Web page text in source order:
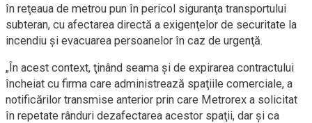
în reţeaua de metrou pun în pericol siguranţa transportului
subteran, cu afectarea directă a exigenţelor de securitate la
incendiu şi evacuarea persoanelor în caz de urgenţă.
„În acest context, ţinând seama şi de expirarea contractului
încheiat cu firma care administrează spaţiile comerciale, a
notificărilor transmise anterior prin care Metrorex a solicitat
în repetate rânduri dezafectarea acestor spaţii, dar şi ca